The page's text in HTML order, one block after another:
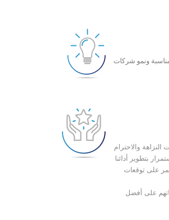
ونمو شركات
والاحترام
بتطوير أدائنا
على توقعات
على أفضل